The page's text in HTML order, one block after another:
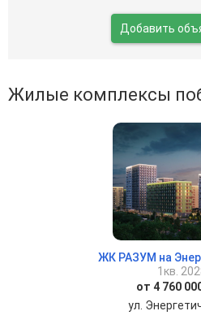
Добавить
Жилые комплексы
ЖК РАЗУМ на
1кв.
от 4 760
ул.